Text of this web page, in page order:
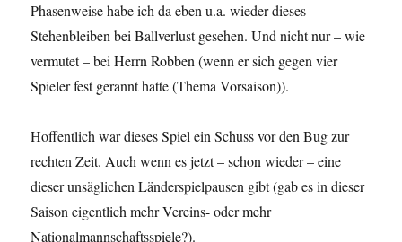
Phasenweise habe ich da eben u.a. wieder dieses
Stehenbleiben bei Ballverlust gesehen. Und nicht nur – wie
vermutet – bei Herrn Robben (wenn er sich gegen vier
Spieler fest gerannt hatte (Thema Vorsaison)).
Hoffentlich war dieses Spiel ein Schuss vor den Bug zur
rechten Zeit. Auch wenn es jetzt – schon wieder – eine
dieser unsäglichen Länderspielpausen gibt (gab es in dieser
Saison eigentlich mehr Vereins- oder mehr
Nationalmannschaftsspiele?).